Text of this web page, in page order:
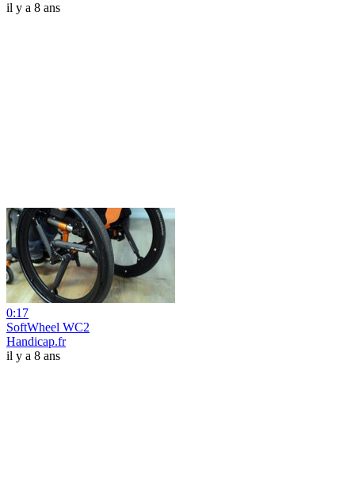
il y a 8 ans
0:17
SoftWheel WC2
Handicap.fr
il y a 8 ans